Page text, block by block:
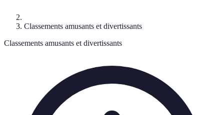
Classements amusants et divertissants
Classements amusants et divertissants